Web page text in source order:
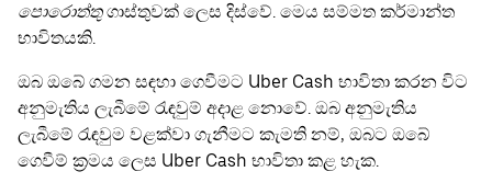
පොරොත්තුගාස්තුවක් ලෙස දිස්වේ. මෙය සම්මත කර්මාන්ත
භාවිතයකි.
ඔබ ඔබේ ගමන සඳහා ගෙවීමට Uber Cash භාවිතා කරන විට
අනුමැතිය ලැබීමේ රැඳවුම් අදාළ නොවේ. ඔබ අනුමැතිය
ලැබීමේ රැඳවුම වළක්වා ගැනීමට කැමති නම්, ඔබට ඔබේ
ගෙවීම් ක්‍රමය ලෙස Uber Cash භාවිතා කළ හැක.